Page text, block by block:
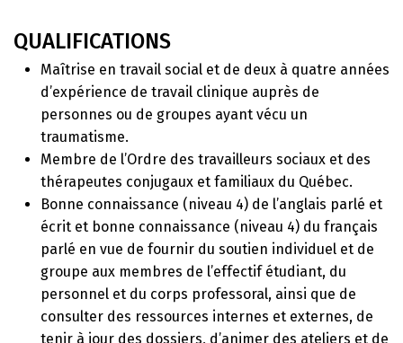
QUALIFICATIONS
Maîtrise en travail social et de deux à quatre années
d’expérience de travail clinique auprès de
personnes ou de groupes ayant vécu un
traumatisme.
Membre de l’Ordre des travailleurs sociaux et des
thérapeutes conjugaux et familiaux du Québec.
Bonne connaissance (niveau 4) de l’anglais parlé et
écrit et bonne connaissance (niveau 4) du français
parlé en vue de fournir du soutien individuel et de
groupe aux membres de l’effectif étudiant, du
personnel et du corps professoral, ainsi que de
consulter des ressources internes et externes, de
tenir à jour des dossiers, d’animer des ateliers et de